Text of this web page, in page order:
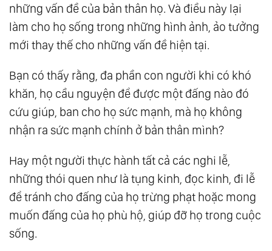
những vấn đề của bản thân họ. Và điều này lại
làm cho họ sống trong những hình ảnh, ảo tưởng
mới thay thế cho những vấn đề hiện tại.
Bạn có thấy rằng, đa phần con người khi có khó
khăn, họ cầu nguyện để được một đấng nào đó
cứu giúp, ban cho họ sức mạnh, mà họ không
nhận ra sức mạnh chính ở bản thân mình?
Hay một người thực hành tất cả các nghi lễ,
những thói quen như là tụng kinh, đọc kinh, đi lễ
để tránh cho đấng của họ trừng phạt hoặc mong
muốn đấng của họ phù hộ, giúp đỡ họ trong cuộc
sống.